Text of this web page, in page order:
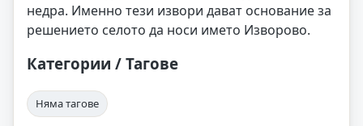
недра. Именно тези извори дават основание за
решението селото да носи името Изворово.
Категории / Тагове
Няма тагове